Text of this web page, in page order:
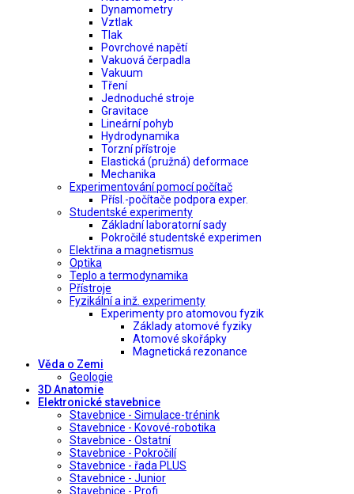
Dynamometry
Vztlak
Tlak
Povrchové napětí
Vakuová čerpadla
Vakuum
Tření
Jednoduché stroje
Gravitace
Lineární pohyb
Hydrodynamika
Torzní přístroje
Elastická (pružná) deformace
Mechanika
Experimentování pomocí počítač
Přísl.-počítače podpora exper.
Studentské experimenty
Základní laboratorní sady
Pokročilé studentské experimen
Elektřina a magnetismus
Optika
Teplo a termodynamika
Přístroje
Fyzikální a inž. experimenty
Experimenty pro atomovou fyzik
Základy atomové fyziky
Atomové skořápky
Magnetická rezonance
Věda o Zemi
Geologie
3D Anatomie
Elektronické stavebnice
Stavebnice - Simulace-trénink
Stavebnice - Kovové-robotika
Stavebnice - Ostatní
Stavebnice - Pokročilí
Stavebnice - řada PLUS
Stavebnice - Junior
Stavebnice - Profi